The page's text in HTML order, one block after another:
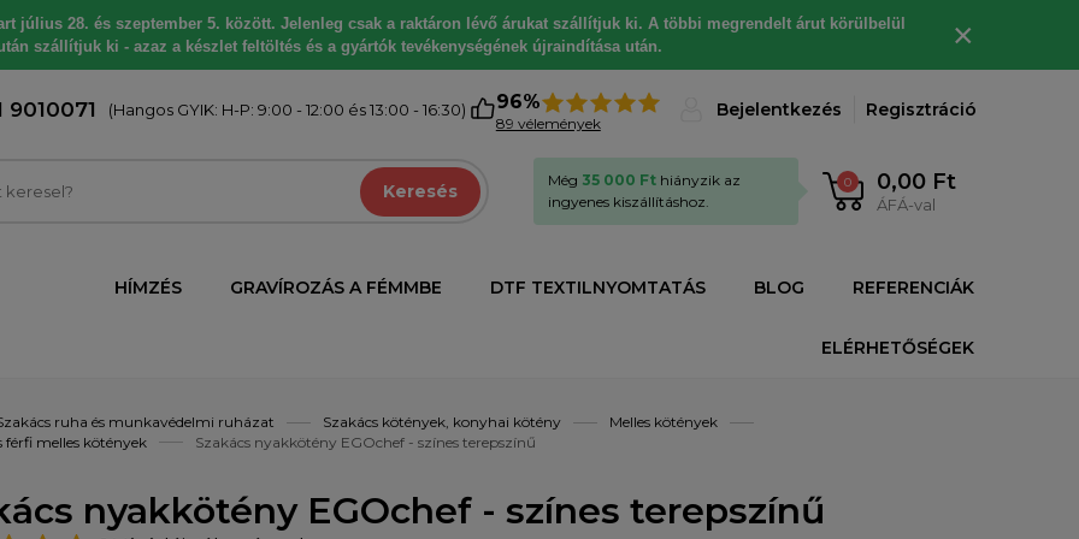
július 28. és szeptember 5. között. Jelenleg csak a raktáron lévő árukat szállítjuk ki. A többi megrendelt árut körülbelül
szállítjuk ki - azaz a készlet feltöltés és a gyártók tevékenységének újraindítása után.
×
9010071 (Hangos GYIK: H-P: 9:00 - 12:00 és 13:00 - 16:30) 96%
89 vélemények
Bejelentkezés Regisztráció
Keresés 0 0,00 Ft
ÁFÁ-val
Még 35 000 Ft hiányzik az
ingyenes kiszállításhoz.
HÍMZÉS GRAVÍROZÁS A FÉMMBE DTF TEXTILNYOMTATÁS BLOG REFERENCIÁK
ELÉRHETŐSÉGEK
ruha és munkavédelmi ruházat Szakács kötények, konyhai kötény
Melles kötények
férfi melles kötények
Szakács nyakkötény EGOchef - színes terepszínű
nyakkötény EGOchef - színes terepszínű